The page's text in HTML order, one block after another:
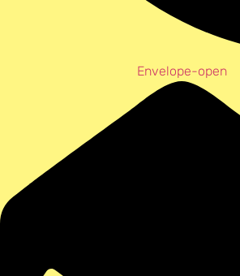
Envelope-open